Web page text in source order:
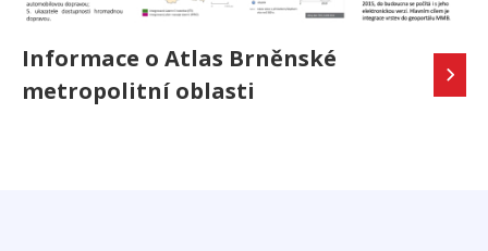
Informace o Atlas Brněnské
metropolitní oblasti